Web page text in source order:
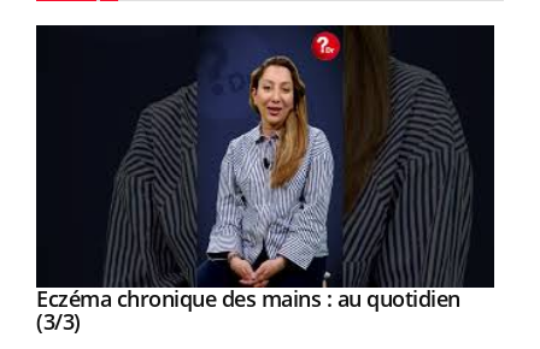
Youtube
Youtube
Eczéma chronique des mains : au quotidien
(3/3)Youtube